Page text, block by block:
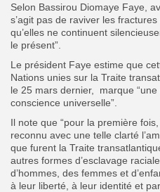
Selon Bassirou Diomaye Faye,
s’agit pas de raviver les
qu’elles ne continuent
le présent”.
Le président Faye estime que
Nations unies sur la Traite
le 25 mars dernier, marque
conscience universelle”.
Il note que “pour la première
reconnu avec une telle clarté
que furent la Traite
autres formes d’esclavage
d’hommes, des femmes et
à leur liberté, à leur identité et